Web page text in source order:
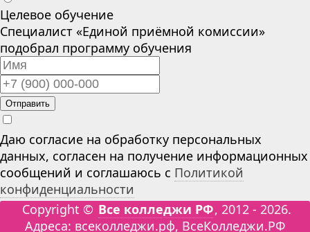
Целевое обучение
Специалист «Единой приёмной комиссии»
подобрал программу обучения
Отправить
Даю согласие на обработку персональных
данных, согласен на получение информационных
сообщений и соглашаюсь с Политикой
конфиденциальности
Copyright © Все колледжи РФ, 2012 - 2026.
Адреса: всеколледжи.рф, ВсеКолледжи.РФ